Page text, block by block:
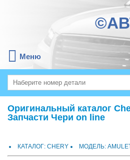
Меню
Оригинальный каталог
Запчасти Чери on line
КАТАЛОГ: CHERY МОДЕЛЬ: